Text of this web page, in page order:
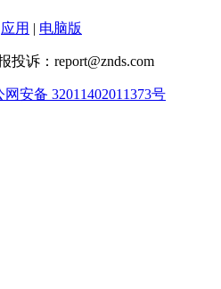
应用 | 电脑版
投诉：report@znds.com
网安备 32011402011373号